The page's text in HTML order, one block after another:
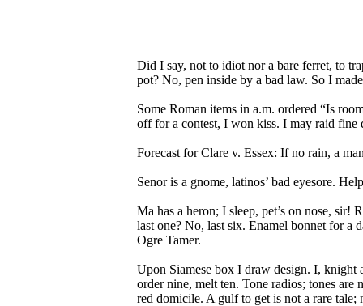
Did I say, not to idiot nor a bare ferret, to
pot? No, pen inside by a bad law. So I
Some Roman items in a.m. ordered “Is
off for a contest, I won kiss. I may raid fine
Forecast for Clare v. Essex: If no rain, a
Senor is a gnome, latinos’ bad eyesore.
Ma has a heron; I sleep, pet’s on nose,
last one? No, last six. Enamel bonnet for a
Ogre Tamer.
Upon Siamese box I draw design. I, knight
order nine, melt ten. Tone radios; tones are
red domicile. A gulf to get is not a rare tale;